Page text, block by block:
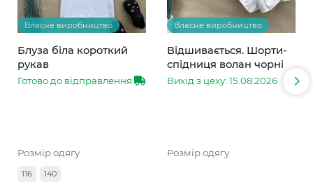
Власне виробництво
Блуза біла короткий
рукав
Готово до відправлення
Розмір одягу
116 140
Власне виробництво
Відшивається. Шорти-
спідниця волан чорні
Вихід з цеху: 15.08.2026
Розмір одягу